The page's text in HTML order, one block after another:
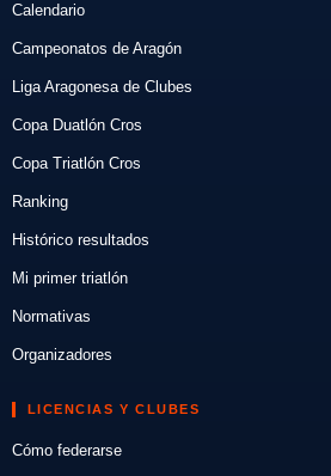
Calendario
Campeonatos de Aragón
Liga Aragonesa de Clubes
Copa Duatlón Cros
Copa Triatlón Cros
Ranking
Histórico resultados
Mi primer triatlón
Normativas
Organizadores
LICENCIAS Y CLUBES
Cómo federarse